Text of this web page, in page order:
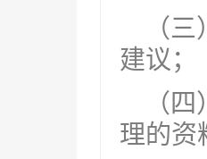
（
建议；
（
理的资